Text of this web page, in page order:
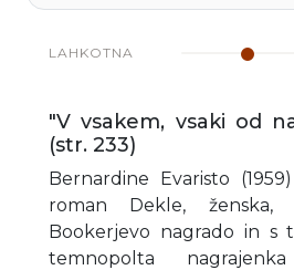
LAHKOTNA
"V vsakem, vsaki od
(str. 233)
Bernardine Evaristo
roman Dekle, ženska,
Bookerjevo nagrado in s
temnopolta